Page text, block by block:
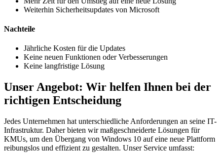
Weiterhin Sicherheitsupdates von Microsoft
Nachteile
Jährliche Kosten für die Updates
Keine neuen Funktionen oder Verbesserungen
Keine langfristige Lösung
Unser Angebot: Wir helfen Ihnen bei der
richtigen Entscheidung
Jedes Unternehmen hat unterschiedliche Anforderungen an seine IT-
Infrastruktur. Daher bieten wir maßgeschneiderte Lösungen für
KMUs, um den Übergang von Windows 10 auf eine neue Plattform
reibungslos und effizient zu gestalten. Unser Service umfasst: